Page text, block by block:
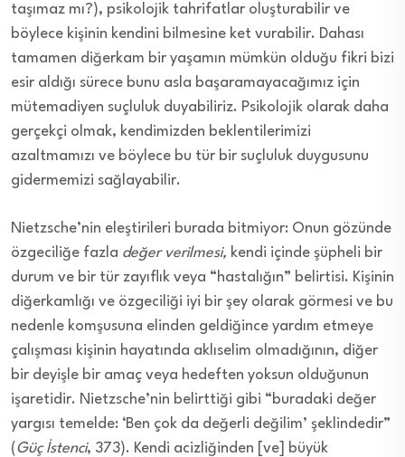
taşımaz mı?), psikolojik tahrifatlar oluşturabilir ve
böylece kişinin kendini bilmesine ket vurabilir. Dahası
tamamen diğerkam bir yaşamın mümkün olduğu fikri bizi
esir aldığı sürece bunu asla başaramayacağımız için
mütemadiyen suçluluk duyabiliriz. Psikolojik olarak daha
gerçekçi olmak, kendimizden beklentilerimizi
azaltmamızı ve böylece bu tür bir suçluluk duygusunu
gidermemizi sağlayabilir.
Nietzsche’nin eleştirileri burada bitmiyor: Onun gözünde
özgeciliğe fazla değer verilmesi, kendi içinde şüpheli bir
durum ve bir tür zayıflık veya “hastalığın” belirtisi. Kişinin
diğerkamlığı ve özgeciliği iyi bir şey olarak görmesi ve bu
nedenle komşusuna elinden geldiğince yardım etmeye
çalışması kişinin hayatında aklıselim olmadığının, diğer
bir deyişle bir amaç veya hedeften yoksun olduğunun
işaretidir. Nietzsche’nin belirttiği gibi “buradaki değer
yargısı temelde: ‘Ben çok da değerli değilim’ şeklindedir”
(Güç İstenci, 373). Kendi acizliğinden [ve] büyük